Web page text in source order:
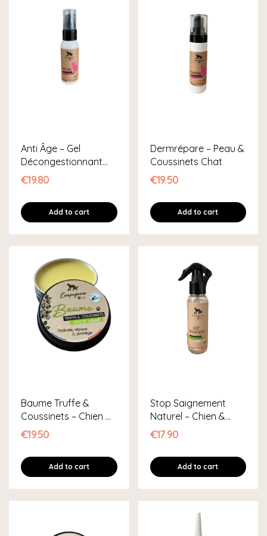
Anti Âge – Gel
Décongestionnant
Chat
€19.80
Add to cart
Dermrépare – Peau &
Coussinets Chat
€19.50
Add to cart
Baume Truffe &
Coussinets – Chien &
Chat
€19.50
Add to cart
Stop Saignement
Naturel – Chien &
Chat
€17.90
Add to cart